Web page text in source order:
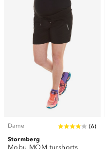
Dame (6)
Stormberg
Mobu MOM turshorts